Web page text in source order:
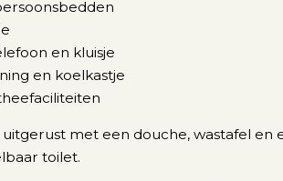
en kluisje
en koelkastje
met een douche, wastafel en
toilet.